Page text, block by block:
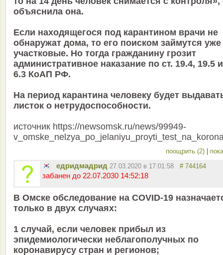
объяснила она.
Если находящегося под карантином врачи не
обнаружат дома, то его поиском займутся уже
участковые. Но тогда гражданину грозит
административное наказание по ст. 19.4, 19.5 и
6.3 КоАП РФ.
На период карантина человеку будет
листок о нетрудоспособности.
источник https://newsomsk.ru/news/99949-
поощрить (2)
едридмадрид 27.03.2020 в 17:01:58 # 744164
забанен до 22.07.2030 14:52:18
В Омске обследование на COVID-19
только в двух случаях:
1 случай, если человек прибыл из
эпидемиологически неблагополучных по
коронавирусу стран и регионов;